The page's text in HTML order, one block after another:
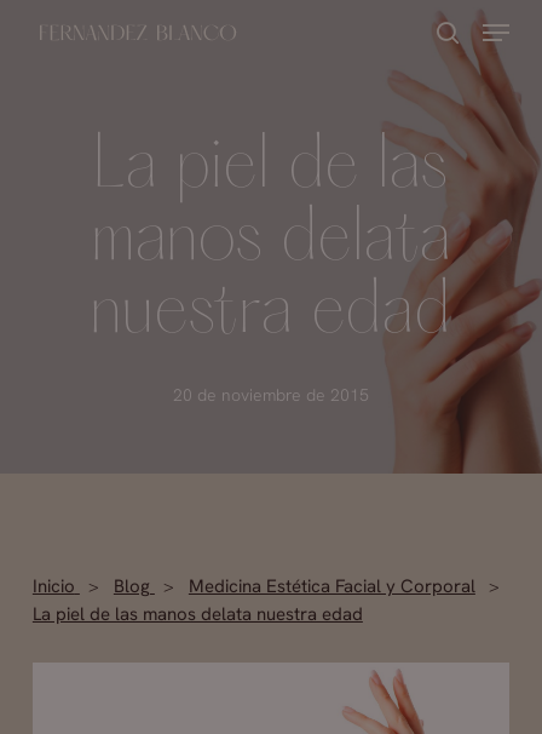
buscar
Menu
La piel de las
manos delata
nuestra edad
20 de noviembre de 2015
Inicio Blog
Medicina Estética Facial y Corporal
La piel de las manos delata nuestra edad
Close
Menu